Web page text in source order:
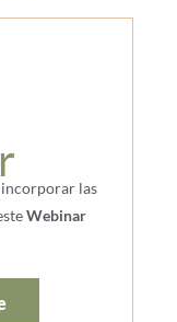
incorporar las
Webinar